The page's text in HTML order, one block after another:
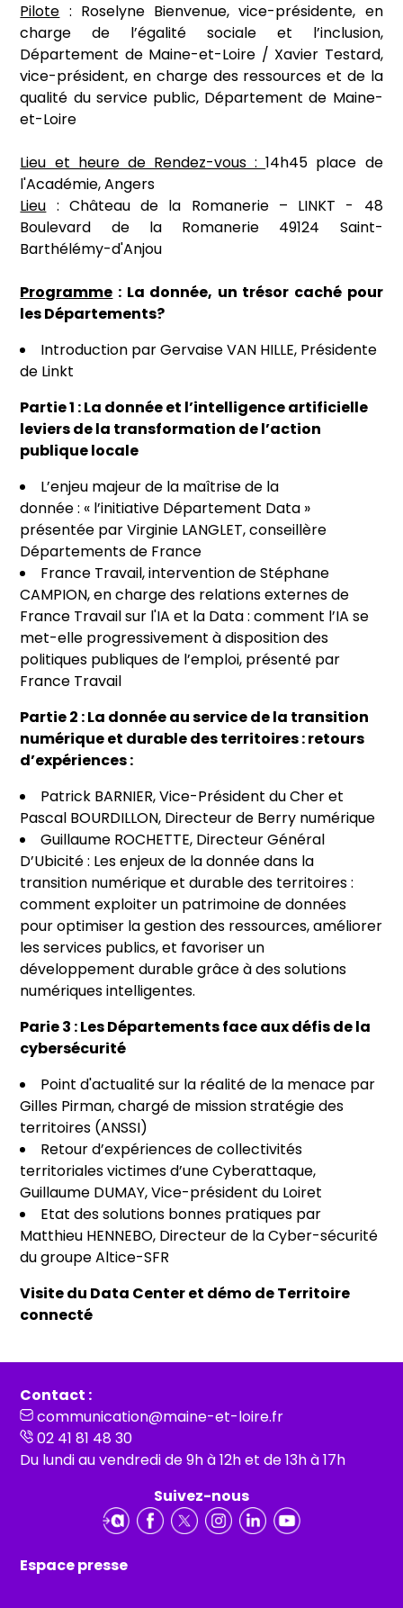
Pilote : Roselyne Bienvenue, vice-présidente, en
charge de l’égalité sociale et l’inclusion,
Département de Maine-et-Loire / Xavier Testard,
vice-président, en charge des ressources et de la
qualité du service public, Département de Maine-
et-Loire
Lieu et heure de Rendez-vous :14h45 place de
l'Académie, Angers
Lieu : Château de la Romanerie – LINKT - 48
Boulevard de la Romanerie 49124 Saint-
Barthélémy-d'Anjou
Programme : La donnée, un trésor caché pour
les Départements?
Introduction par Gervaise VAN HILLE, Présidente
de Linkt
Partie 1 : La donnée et l’intelligence artificielle
leviers de la transformation de l’action
publique locale
L’enjeu majeur de la maîtrise de la
donnée : « l’initiative Département Data »
présentée par Virginie LANGLET, conseillère
Départements de France
France Travail, intervention de Stéphane
CAMPION, en charge des relations externes de
France Travail sur l'IA et la Data : comment l’IA se
met-elle progressivement à disposition des
politiques publiques de l’emploi, présenté par
France Travail
Partie 2 : La donnée au service de la transition
numérique et durable des territoires : retours
d’expériences :
Patrick BARNIER, Vice-Président du Cher et
Pascal BOURDILLON, Directeur de Berry numérique
Guillaume ROCHETTE, Directeur Général
D’Ubicité : Les enjeux de la donnée dans la
transition numérique et durable des territoires :
comment exploiter un patrimoine de données
pour optimiser la gestion des ressources, améliorer
les services publics, et favoriser un
développement durable grâce à des solutions
numériques intelligentes.
Parie 3 : Les Départements face aux défis de la
cybersécurité
Point d'actualité sur la réalité de la menace par
Gilles Pirman, chargé de mission stratégie des
territoires (ANSSI)
Retour d’expériences de collectivités
territoriales victimes d’une Cyberattaque,
Guillaume DUMAY, Vice-président du Loiret
Etat des solutions bonnes pratiques par
Matthieu HENNEBO, Directeur de la Cyber-sécurité
du groupe Altice-SFR
Visite du Data Center et démo de Territoire
connecté
Contact :
communication@maine-et-loire.fr
02 41 81 48 30
Du lundi au vendredi de 9h à 12h et de 13h à 17h
Suivez-nous
Espace presse